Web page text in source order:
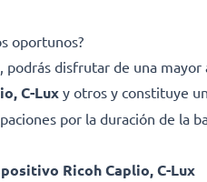
oportunos?
podrás disfrutar de una
C-Lux y otros y constituye
por la duración de la
Ricoh Caplio, C-Lux